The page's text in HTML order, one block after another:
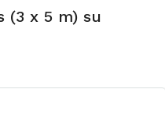
(3 x 5 m) su